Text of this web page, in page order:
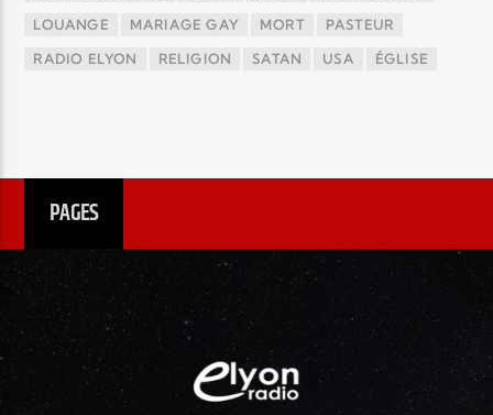
LOUANGE MARIAGE GAY MORT PASTEUR
RADIO ELYON RELIGION SATAN USA ÉGLISE
PAGES